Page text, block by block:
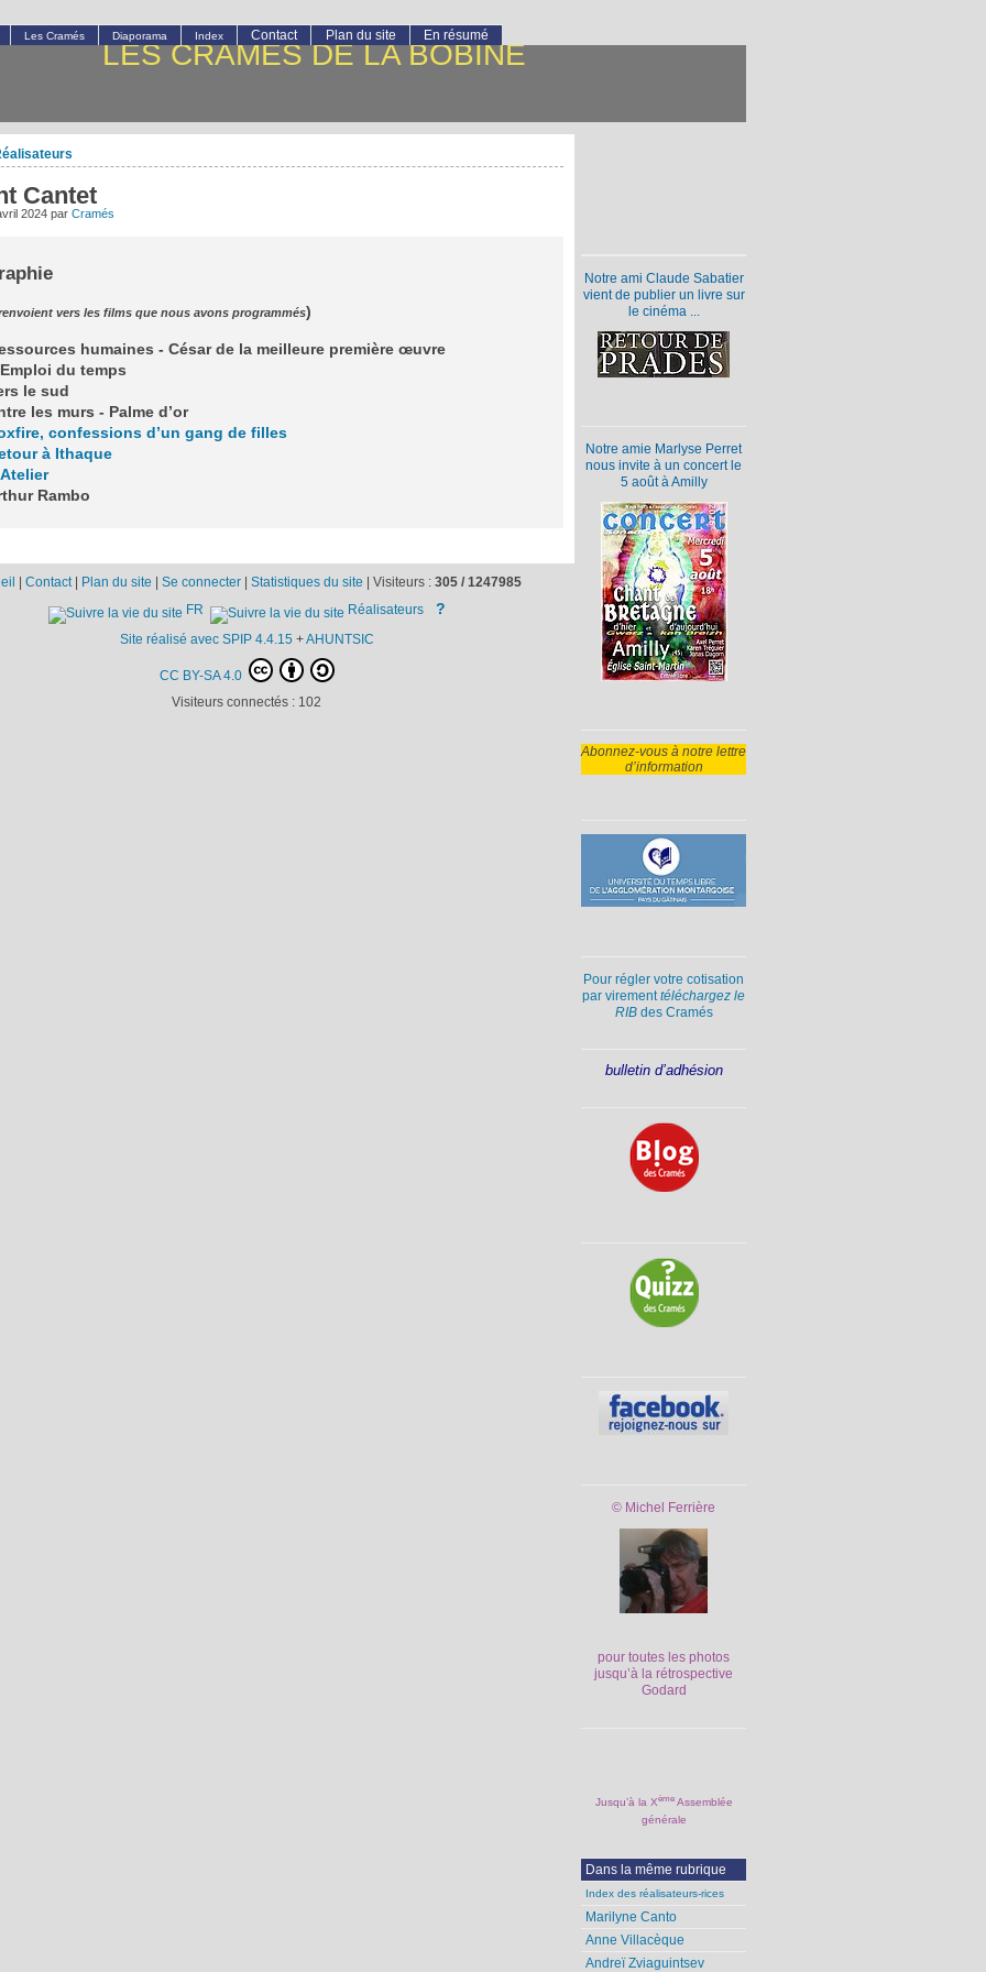
LES CRAMÉS DE LA BOBINE
Cantet
2024 par Cramés
vers les films que nous avons programmés)
humaines - César de la meilleure première œuvre
du temps
le sud
les murs - Palme d’or
confessions d’un gang de filles
à Ithaque
Rambo
Notre ami Claude Sabatier
vient de publier un livre sur
le cinéma ...
Notre amie Marlyse Perret
nous invite à un concert le
5 août à Amilly
Abonnez-vous à notre lettre
d’information
Pour régler votre cotisation
par virementtéléchargez le
RIBdes Cramés
bulletin d’adhésion
© Michel Ferrière
pour toutes les photos
jusqu’à la rétrospective
Godard
Jusqu’à la XèmeAssemblée
générale
Dans la même rubrique
Index des réalisateurs-rices
Marilyne Canto
Anne Villacèque
Andreï Zviaguintsev
Les Cramés Diaporama Index Contact Plan du site En résumé
| Contact | Plan du site | Se connecter | Statistiques du site | Visiteurs : 305 / 1247985
FR
Réalisateurs ?
Site réalisé avec SPIP 4.4.15 +AHUNTSIC
CC BY-SA 4.0
Visiteurs connectés : 102